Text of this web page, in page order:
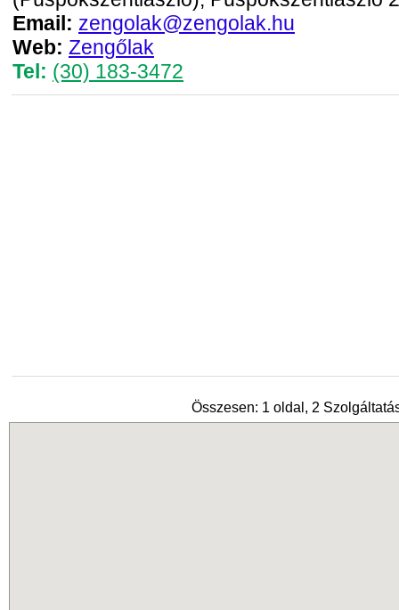
Email: zengolak@zengolak.hu
Web: Zengőlak
Tel: (30) 183-3472
Összesen: 1 oldal, 2